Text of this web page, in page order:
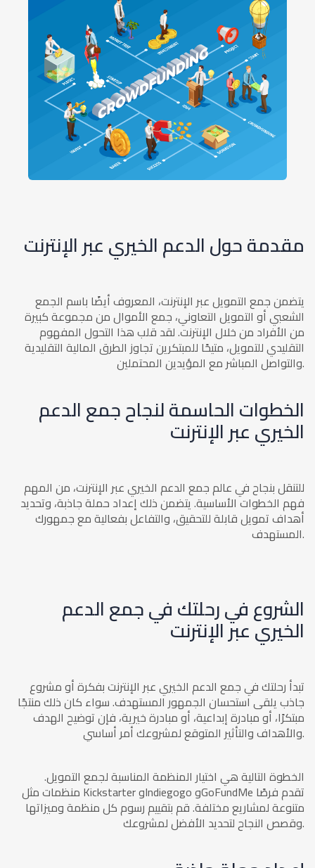
مقدمة حول الدعم الخيري عبر الإنترنت
يتضمن جمع التمويل عبر الإنترنت، المعروف أيضًا باسم الجمع
الشعبي أو التمويل التعاوني، جمع الأموال من مجموعة كبيرة
من الأفراد من خلال الإنترنت. لقد قلب هذا التحول المفهوم
التقليدي للتمويل، متيحًا للمبتكرين تجاوز الطرق المالية التقليدية
والتواصل المباشر مع المؤيدين المحتملين.
الخطوات الحاسمة لنجاح جمع الدعم
الخيري عبر الإنترنت
للتنقل بنجاح في عالم جمع الدعم الخيري عبر الإنترنت، من المهم
فهم الخطوات الأساسية. يتضمن ذلك إعداد حملة جاذبة، وتحديد
أهداف تمويل قابلة للتحقيق، والتفاعل بفعالية مع جمهورك
المستهدف.
الشروع في رحلتك في جمع الدعم
الخيري عبر الإنترنت
تبدأ رحلتك في جمع الدعم الخيري عبر الإنترنت بفكرة أو مشروع
جاذب يلقى استحسان الجمهور المستهدف. سواء كان ذلك منتجًا
مبتكرًا، أو مبادرة إبداعية، أو مبادرة خيرية، فإن توضيح الهدف
والأهداف والتأثير المتوقع لمشروعك أمر أساسي.
الخطوة التالية هي اختيار المنظمة المناسبة لجمع التمويل.
منظمات مثل Kickstarter وIndiegogo وGoFundMe تقدم فرصًا
متنوعة لمشاريع مختلفة. قم بتقييم رسوم كل منظمة وميزاتها
وقصص النجاح لتحديد الأفضل لمشروعك.